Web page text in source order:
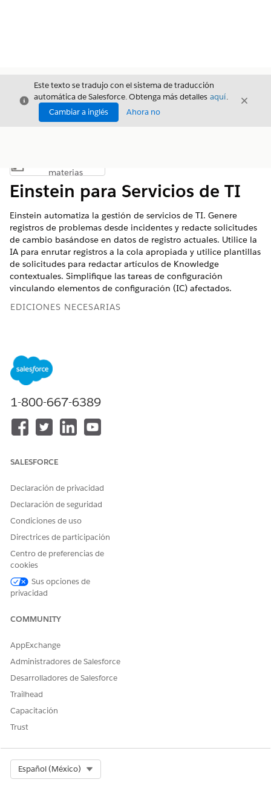
Cerrar
Este texto se tradujo con el sistema de traducción
automática de Salesforce. Obtenga más detalles aquí.
Cambiar a inglés
Ahora no
Cerrar
Mostrar índice de materias
materias
Einstein para Servicios de TI
Einstein automatiza la gestión de servicios de TI. Genere
registros de problemas desde incidentes y redacte solicitudes
de cambio basándose en datos de registro actuales. Utilice la
IA para enrutar registros a la cola apropiada y utilice plantillas
de solicitudes para redactar artículos de Knowledge
contextuales. Simplifique las tareas de configuración
vinculando elementos de configuración (IC) afectados.
EDICIONES NECESARIAS
Disponible en:
Agentforce IT Service.
Configure Einstein y Data Cloud para integrar la IA en sus
flujos de trabajo de gestión de servicios de TI.
Trabajar con funciones de Einstein para servicios de TI
servicios de TI. Enrute incidentes y problemas, genere
basándose en problemas. Identifique elementos de
configuración (CI) afectados y cree artículos Knowledge
estructurados para estandarizar y acelerar el proceso de
¿RESOLVIÓ ESTE ARTÍCULO SU PROBLEMA?
1-800-667-6389
SALESFORCE
Declaración de privacidad
Declaración de seguridad
Condiciones de uso
Directrices de participación
Centro de preferencias de
cookies
Sus opciones de
privacidad
COMMUNITY
AppExchange
Administradores de Salesforce
Desarrolladores de Salesforce
Trailhead
Capacitación
Trust
Español (México)